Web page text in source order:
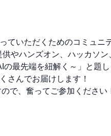
いただくためのコミュニ
やハンズオン、ハッカソン
最先端を紐解く～」と題
さんでお届けします！
で、奮ってご参加ください